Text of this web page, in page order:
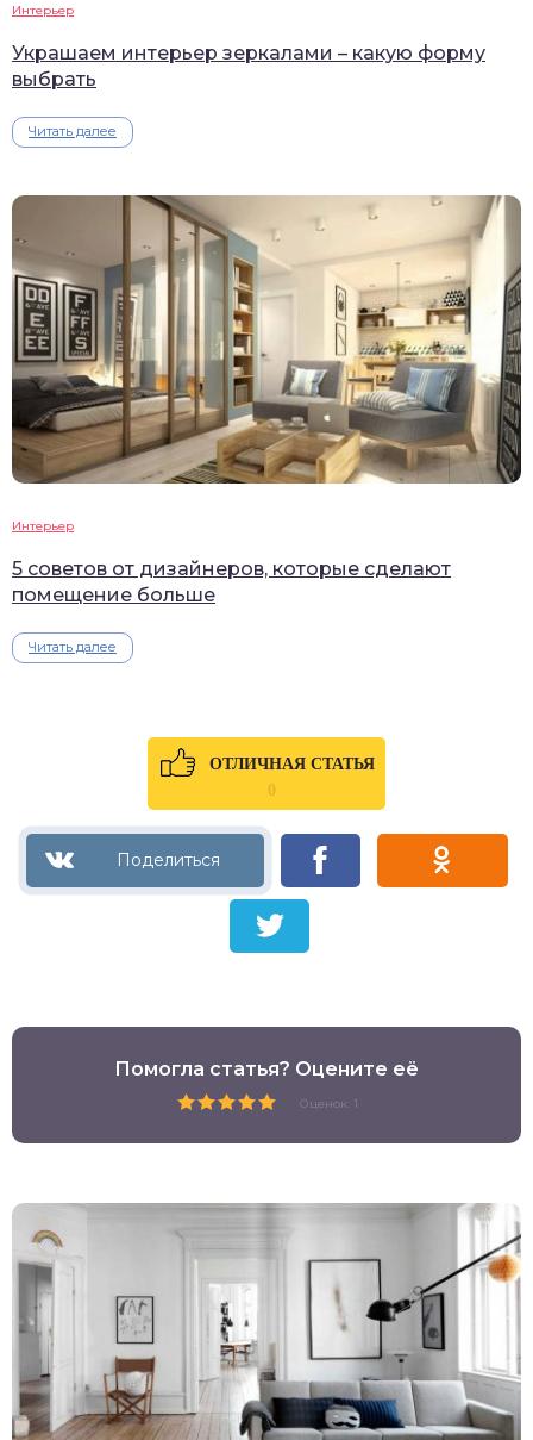
Интерьер
Украшаем интерьер зеркалами – какую форму
выбрать
Читать далее
Интерьер
5 советов от дизайнеров, которые сделают
помещение больше
Читать далее
ОТЛИЧНАЯ СТАТЬЯ
0
Помогла статья? Оцените её
Оценок: 1